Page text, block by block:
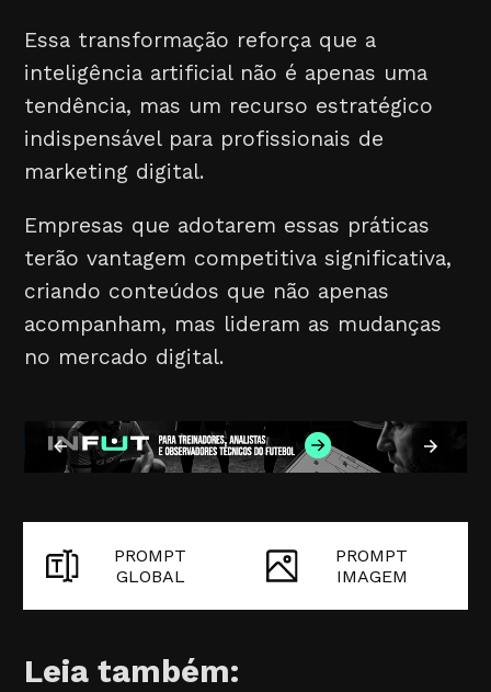
Essa transformação reforça que a
inteligência artificial não é apenas uma
tendência, mas um recurso estratégico
indispensável para profissionais de
marketing digital.
Empresas que adotarem essas práticas
terão vantagem competitiva significativa,
criando conteúdos que não apenas
acompanham, mas lideram as mudanças
no mercado digital.
PROMPT
GLOBAL
PROMPT
IMAGEM
Leia também: